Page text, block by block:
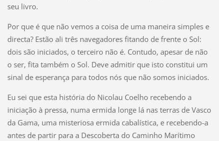
seu livro.
Por que é que não vemos a coisa de uma maneira simples e
directa? Estão ali três navegadores fitando de frente o Sol:
dois são iniciados, o terceiro não é. Contudo, apesar de não
o ser, fita também o Sol. Deve admitir que isto constitui um
sinal de esperança para todos nós que não somos iniciados.
Eu sei que esta história do Nicolau Coelho recebendo a
iniciação à pressa, numa ermida longe lá nas terras de Vasco
da Gama, uma misteriosa ermida cabalística, e recebendo-a
antes de partir para a Descoberta do Caminho Marítimo